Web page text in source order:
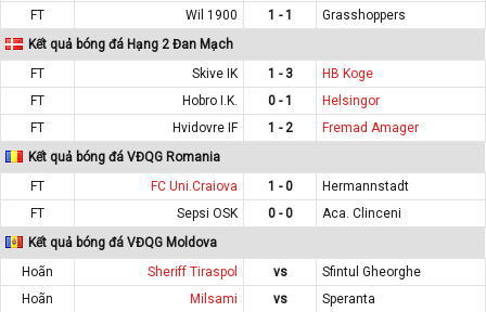
FT Wil 1900 1 - 1
Grasshoppers
Kết quả bóng đá Hạng 2 Đan Mạch
FT
Skive IK 1 - 3
HB Koge
FT
Hobro I.K. 0 - 1
Helsingor
FT
Hvidovre IF 1 - 2
Fremad Amager
Kết quả bóng đá VĐQG Romania
FT
FC Uni.Craiova 1 - 0
Hermannstadt
FT
Sepsi OSK 0 - 0
Aca. Clinceni
Kết quả bóng đá VĐQG Moldova
Hoãn
Sheriff Tiraspol vs
Sfintul Gheorghe
Hoãn
Milsami vs
Speranta